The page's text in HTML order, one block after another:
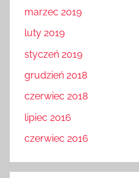
marzec 2019
luty 2019
styczeń 2019
grudzień 2018
czerwiec 2018
lipiec 2016
czerwiec 2016